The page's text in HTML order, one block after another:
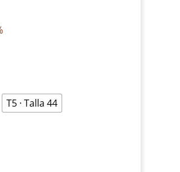
T5 · Talla 44